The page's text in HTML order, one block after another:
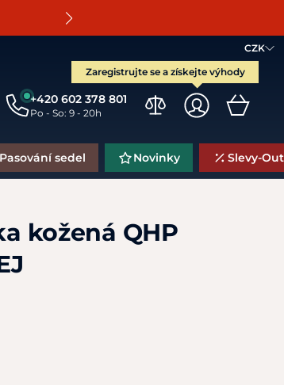
CZK
Zaregistrujte se a získejte výhody
+420 602 378 801
Po - So: 9 - 20h
Pasování sedel Novinky Slevy-
kožená QHP